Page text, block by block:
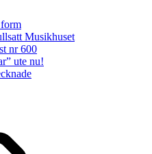
Musikhuset
nr 600
ute nu!